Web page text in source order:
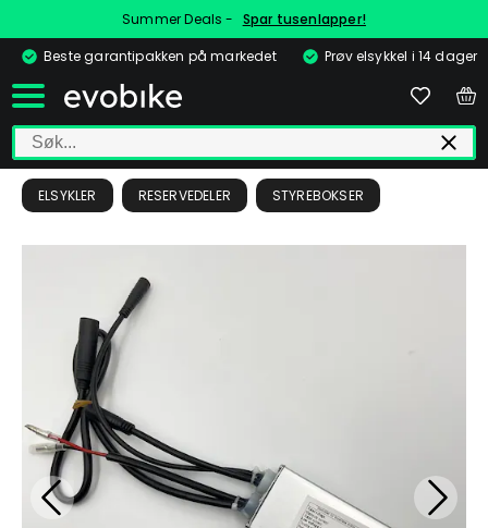
Summer Deals - Spar tusenlapper!
Beste garantipakken på markedet
Prøv elsykkel i 14 dager
ELSYKLER RESERVEDELER STYREBOKSER